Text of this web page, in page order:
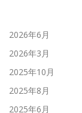
2026年6月
2026年3月
2025年10月
2025年8月
2025年6月